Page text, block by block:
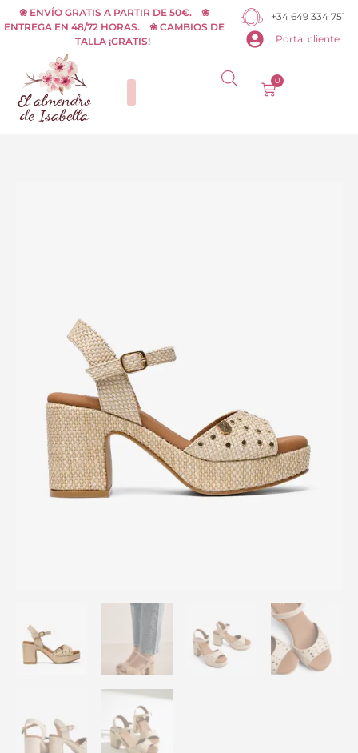
al
contenido
❀ ENVÍO GRATIS A PARTIR DE 50€. ❀
ENTREGA EN 48/72 HORAS. ❀ CAMBIOS DE
TALLA ¡GRATIS!
+34 649 334 751
Portal cliente
0
Carrito